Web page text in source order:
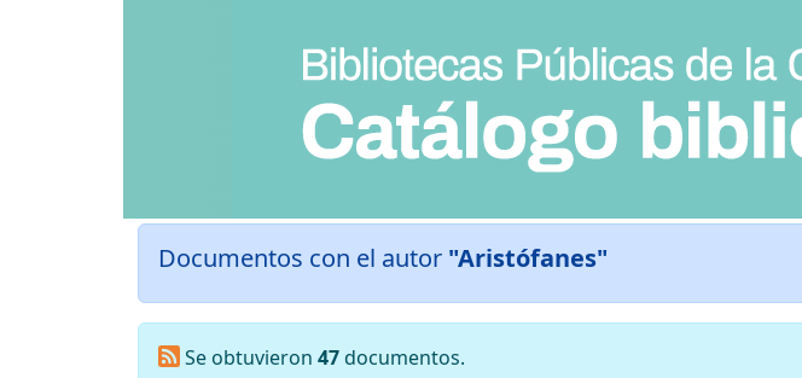
Documentos con el autor "Aristófanes"
Se obtuvieron 47documentos.